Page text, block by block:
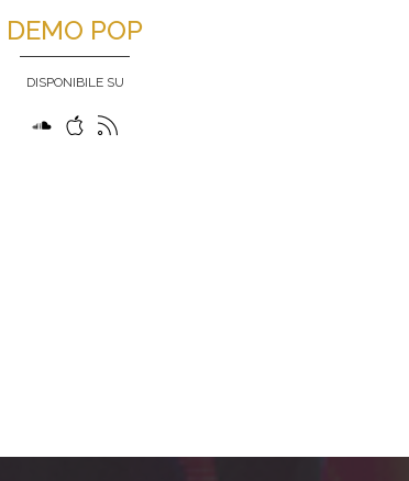
DEMO POP
DISPONIBILE SU